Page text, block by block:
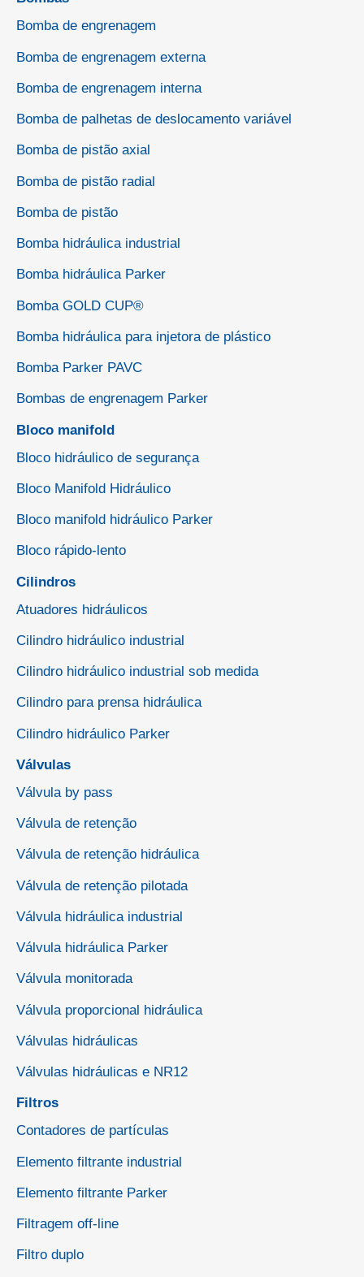
Bomba de engrenagem
Bomba de engrenagem externa
Bomba de engrenagem interna
Bomba de palhetas de deslocamento variável
Bomba de pistão axial
Bomba de pistão radial
Bomba de pistão
Bomba hidráulica industrial
Bomba hidráulica Parker
Bomba GOLD CUP®
Bomba hidráulica para injetora de plástico
Bomba Parker PAVC
Bombas de engrenagem Parker
Bloco manifold
Bloco hidráulico de segurança
Bloco Manifold Hidráulico
Bloco manifold hidráulico Parker
Bloco rápido-lento
Cilindros
Atuadores hidráulicos
Cilindro hidráulico industrial
Cilindro hidráulico industrial sob medida
Cilindro para prensa hidráulica
Cilindro hidráulico Parker
Válvulas
Válvula by pass
Válvula de retenção
Válvula de retenção hidráulica
Válvula de retenção pilotada
Válvula hidráulica industrial
Válvula hidráulica Parker
Válvula monitorada
Válvula proporcional hidráulica
Válvulas hidráulicas
Válvulas hidráulicas e NR12
Filtros
Contadores de partículas
Elemento filtrante industrial
Elemento filtrante Parker
Filtragem off-line
Filtro duplo